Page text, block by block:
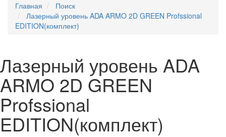
Главная
Поиск
Лазерный уровень ADA ARMO 2D GREEN Profssional
EDITION(комплект)
Лазерный уровень ADA
ARMO 2D GREEN
Profssional
EDITION(комплект)